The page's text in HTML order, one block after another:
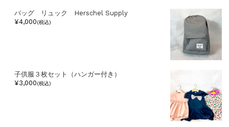
バッグ リュック Herschel Supply
¥4,000(税込)
子供服３枚セット（ハンガー付き）
¥3,000(税込)